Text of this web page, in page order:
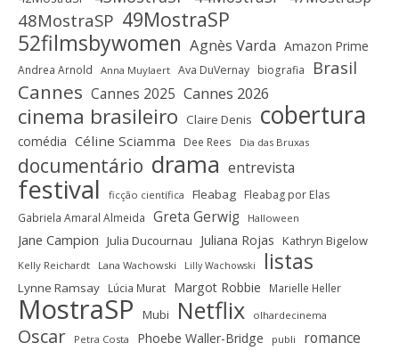
48MostraSP 49MostraSP
52filmsbywomen Agnès Varda Amazon Prime
Andrea Arnold Anna Muylaert Ava DuVernay biografia Brasil
Cannes Cannes 2025 Cannes 2026
cinema brasileiro Claire Denis cobertura
comédia Céline Sciamma Dee Rees Dia das Bruxas
documentário drama entrevista
festival ficção científica Fleabag Fleabag por Elas
Gabriela Amaral Almeida Greta Gerwig Halloween
Jane Campion Julia Ducournau Juliana Rojas Kathryn Bigelow
Kelly Reichardt Lana Wachowski Lilly Wachowski listas
Lynne Ramsay Lúcia Murat Margot Robbie Marielle Heller
MostraSP Mubi Netflix olhardecinema
Oscar Petra Costa Phoebe Waller-Bridge publi romance